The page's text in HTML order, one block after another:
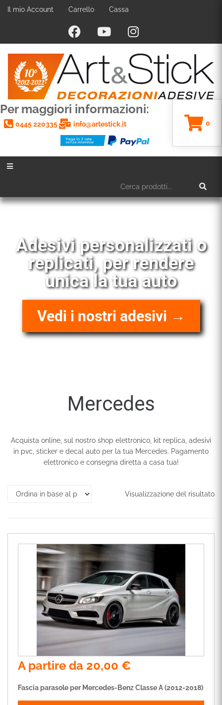
Il mio Account Carrello Cassa
Per maggiori informazioni:
0445 220335 info@artestick.it 0
o
per rendere
tua auto
adesivi →
Mercedes
Acquista online, sul nostro shop elettronico, kit replica, adesivi
in pvc, sticker e decal auto per la tua Mercedes. Pagamento
elettronico e consegna diretta a casa tua!
Visualizzazione del risultato
A partire da 20,00 €
Fascia parasole per Mercedes-Benz Classe A (2012-2018)